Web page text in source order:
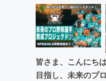
皆さま、こんにち
目指し、未来のプ